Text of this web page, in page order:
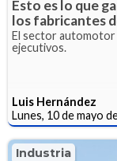
Esto es lo que
los fabricantes
El sector automotor
ejecutivos.
Luis Hernández
Lunes, 10 de mayo
Industria